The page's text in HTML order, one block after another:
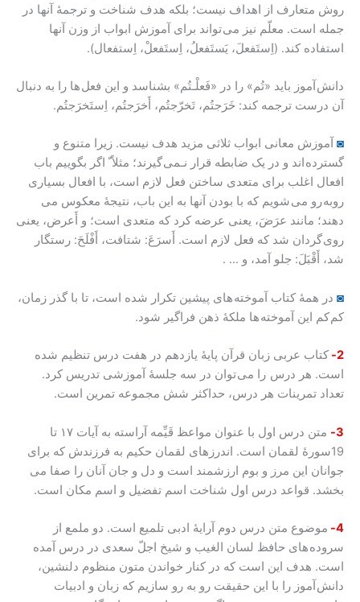
روش متعارف از اهداف نیست؛ بلکه هدف شناخت و ترجمۀ آنها در
جمله است. معلّم نیز می تواند برای آموزش ابواب از وزن آنها
استفاده کند. (اِستَفعلَ، یَستَفعلُ، اِستَفعلْ، اِستفعال).
دانش آموز باید «تُم» را در «فَعلْـتُم» بشناسد و این فعل ها را به دنبال
آن درست ترجمه کند: خَرَجتُم، تَخرّجتُم، أَخرَجتُم، اِستَخرَجتُم.
◙ آموزش معانی ابواب ثلاثی مزید هدف نیست. زیرا متنوع و
گسترده اند و در یک ضابطه قرار نـمی گیرند؛ مثلاً ّ اگر بگوییم باب
افعال اغلب برای متعدی ساختن فعل لازم است، با افعال بسیاری
روبه رو می شویم که با بودن آنها به این باب، نتیجۀ معکوس می
دهند؛ مانند عرَضَ، یعنی عرضه کرد که متعدی است؛ و أَعرض، یعنی
روی گردان شد که فعل لازم است. أَسرَعَ: شتافت، أَفْلَحَ: رستگار
شد، أَقْبَلَ: جلو آمد، و … .
◙ در همۀ کتاب آموخته های پیشین تکرار شده است، تا با گذر زمان،
کم کم این آموخته ها ملکۀ ذهن فراگیر شود.
2- کتاب عربی زبان قرآن پایۀ یازدهم در هفت درس تنظیم شده
است. هر درس را می توان در سه جلسۀ آموزشی تدریس کرد.
تعداد تمرینات هر درس، حداکثر شش مجموعه تمرین است.
3-
متن درس اول با عنوان مواعظ قَیِّمه آراسته به آیات ۱۷ تا
19سورۀ لقمان است. اندرزهای لقمان حکیم به فرزندش که برای
جوانان این مرز و بوم ارزشمند است و دل و جان آنان را صفا می
بخشد. قواعد درس اول شناخت اسم تفضیل و اسم مکان است.
4-
موضوع متن درس دوم آرایۀ ادبی تلمیع است. دو ملمع از
سروده های حافظ لسان الغیب و شیخ اجلّ سعدی در درس آمده
است. هدف این است که در کنار خواندن متون منظوم دلنشین،
دانش آموز را با این حقیقت رو به رو سازیم که زبان و ادبیات